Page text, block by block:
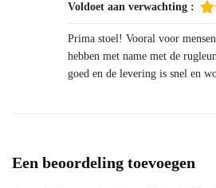
Voldoet aan verwachting :
Prima stoel! Vooral voor
hebben met name met de
goed en de levering is snel en
Een beoordeling toevoegen